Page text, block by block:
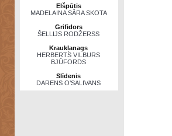
Elšpūtis
MADELAINA SĀRA SKOTA
Grifidors
ŠELLIJS RODŽERSS
Kraukļanags
HERBERTS VILBURS
BJŪFORDS
Slīdenis
DARENS O’SALIVANS